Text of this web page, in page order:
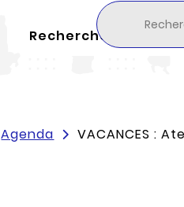
Rechercher
Agenda VACANCES :